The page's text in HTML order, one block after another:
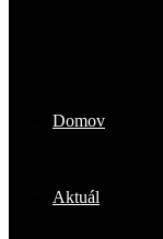
Domov
Aktuál